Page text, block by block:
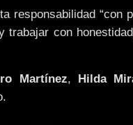
responsabilidad “con
con
Martínez, Hilda